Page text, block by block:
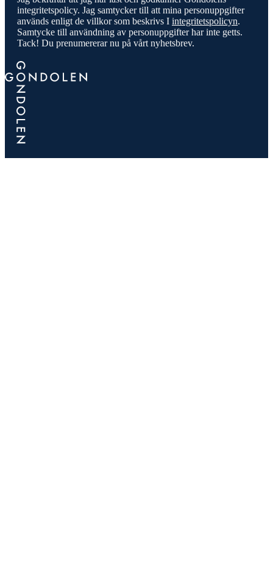
integritetspolicy. Jag samtycker till att mina personuppgifter
används enligt de villkor som beskrivs I integritetspolicyn.
Samtycke till användning av personuppgifter har inte getts.
Tack! Du prenumererar nu på vårt nyhetsbrev.